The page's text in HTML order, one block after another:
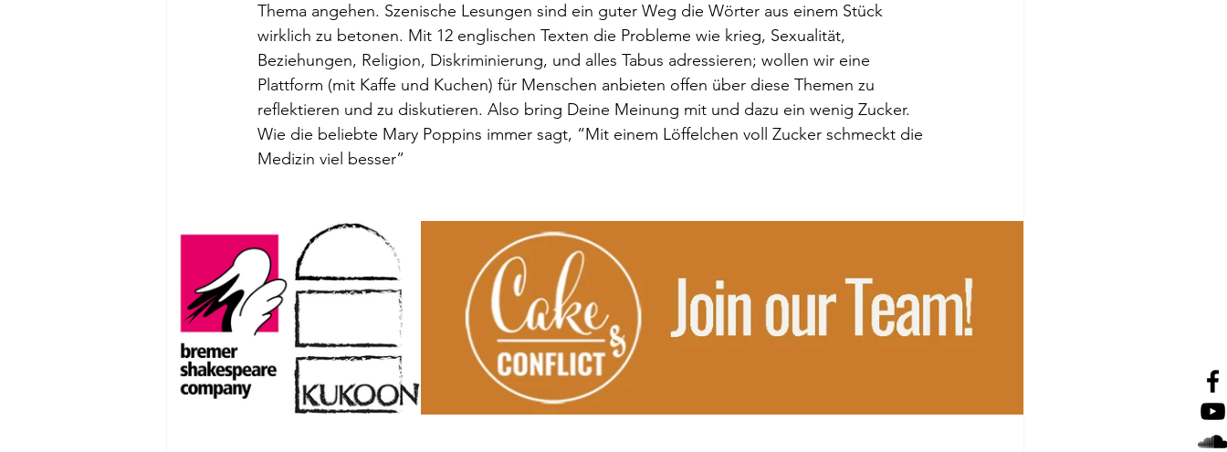
Thema angehen. Szenische Lesungen sind ein guter Weg die Wörter aus einem Stück
wirklich zu betonen. Mit 12 englischen Texten die Probleme wie krieg, Sexualität,
Beziehungen, Religion, Diskriminierung, und alles Tabus adressieren; wollen wir eine
Plattform (mit Kaffe und Kuchen) für Menschen anbieten offen über diese Themen zu
reflektieren und zu diskutieren. Also bring Deine Meinung mit und dazu ein wenig Zucker.
Wie die beliebte Mary Poppins immer sagt, “Mit einem Löffelchen voll Zucker schmeckt die
Medizin viel besser”